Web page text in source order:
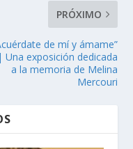
PRÓXIMO
de mí y ámame”
| Una exposición dedicada
a la memoria de Melina
Mercouri